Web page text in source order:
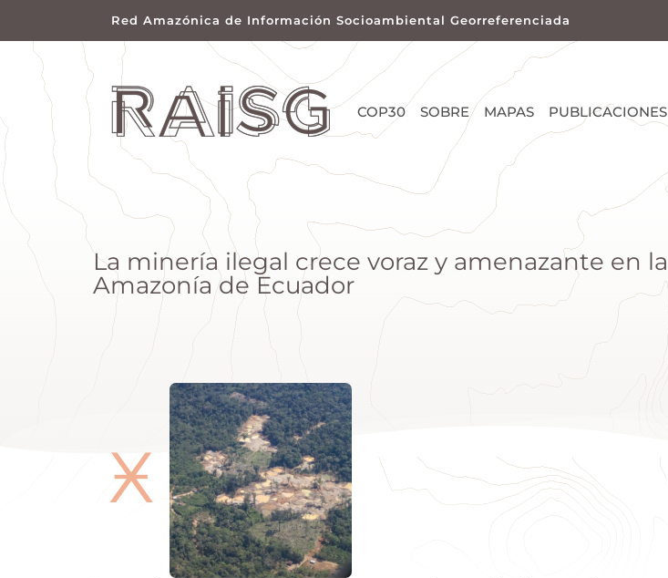
Red Amazónica de Información Socioambiental Georreferenciada
COP30 SOBRE MAPAS PUBLICACIONES
La minería ilegal crece voraz y amenazante en la
Amazonía de Ecuador
Ӿ